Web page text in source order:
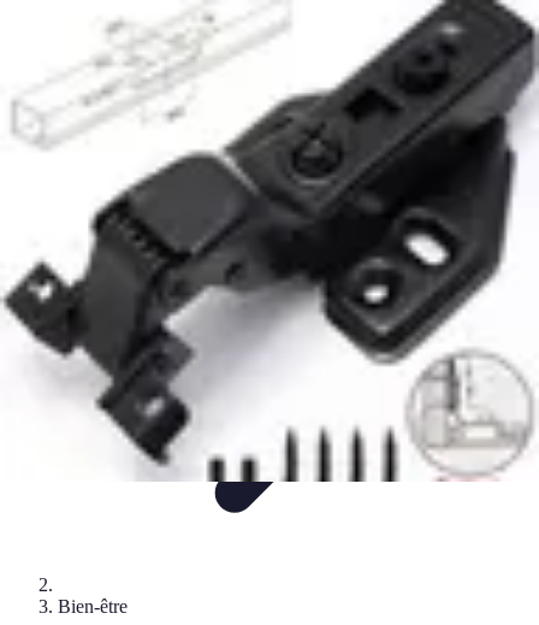
Fleur CBD Pur
Achat et Sélection Bien-être UsageVariétés Conseils et astuces
Fleur CBD Pur
Bien-être